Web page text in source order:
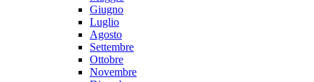
Giugno
Luglio
Agosto
Settembre
Ottobre
Novembre